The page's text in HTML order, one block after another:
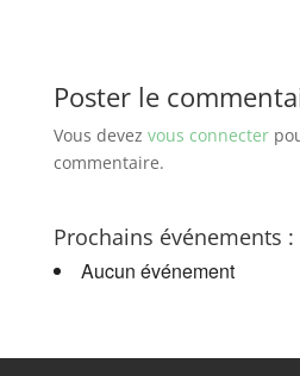
Poster le
Vous devez vous connecter
commentaire.
Prochains événements :
Aucun événement